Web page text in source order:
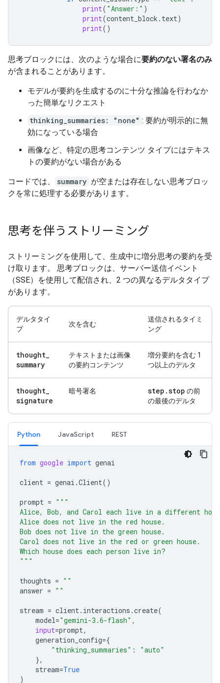
print( "Answer:" )
print(content_block . text)
print()
思考ブロックには、次のような場合に要約のない署名のみ
が含まれることがあります。
モデルが要約を生成するのに十分な推論を行わなか
った簡単なリクエスト
thinking_summaries: "none" : 要約が明示的に無
効になっている場合
画像など、特定の思考コンテンツ タイプにはテキス
トの要約がない場合がある
コードでは、 summary が空または存在しない思考ブロッ
クを常に処理する必要があります。
思考を伴うストリーミング
ストリーミングを使用して、生成中に増分思考の要約を受
け取ります。 思考ブロックは、サーバー送信イベント
（SSE）を使用して配信され、2 つの異なるデルタタイプ
があります。
デルタタイ
プ
次を含む
送信されるタイミ
ング
thought_
summary
テキストまたは画像
の要約コンテンツ
増分要約を含む 1
つ以上のデルタ
thought_
signature
暗号署名 step .stop の前
の最後のデルタ
Python JavaScript REST
from google import genai
client = genai .Client()
prompt = """
Alice, Bob, and Carol each live in a different
Alice does not live in the red house.
Bob does not live in the green house.
Carol does not live in the red or green house.
Which house does each person live in?
"""
thoughts = ""
answer = ""
stream = client. interactions .create(
model="gemini-3.6-flash" ,
input=prompt,
generation_config={
"thinking_summaries" :
"auto"
},
stream=True
)